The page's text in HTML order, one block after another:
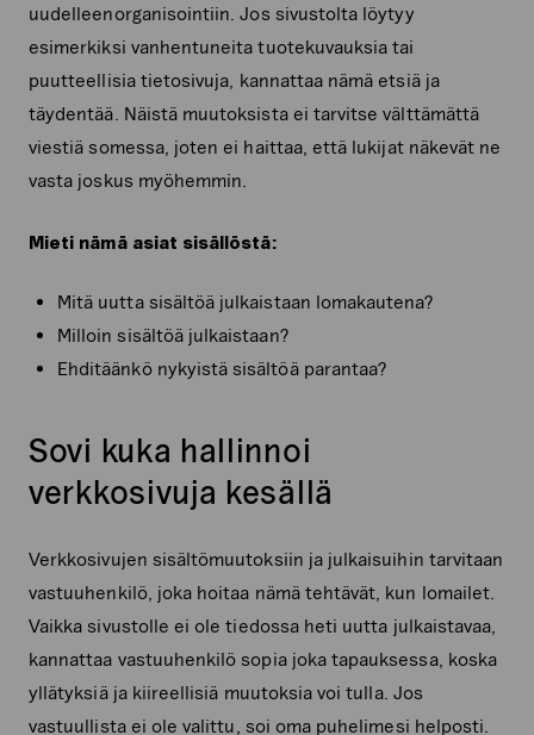
uudelleenorganisointiin. Jos sivustolta löytyy
esimerkiksi vanhentuneita tuotekuvauksia tai
puutteellisia tietosivuja, kannattaa nämä etsiä ja
täydentää. Näistä muutoksista ei tarvitse välttämättä
viestiä somessa, joten ei haittaa, että lukijat näkevät ne
vasta joskus myöhemmin.
Mieti nämä asiat sisällöstä:
Mitä uutta sisältöä julkaistaan lomakautena?
Milloin sisältöä julkaistaan?
Ehditäänkö nykyistä sisältöä parantaa?
Sovi kuka hallinnoi
verkkosivuja kesällä
Verkkosivujen sisältömuutoksiin ja julkaisuihin tarvitaan
vastuuhenkilö, joka hoitaa nämä tehtävät, kun lomailet.
Vaikka sivustolle ei ole tiedossa heti uutta julkaistavaa,
kannattaa vastuuhenkilö sopia joka tapauksessa, koska
yllätyksiä ja kiireellisiä muutoksia voi tulla. Jos
vastuullista ei ole valittu, soi oma puhelimesi helposti.